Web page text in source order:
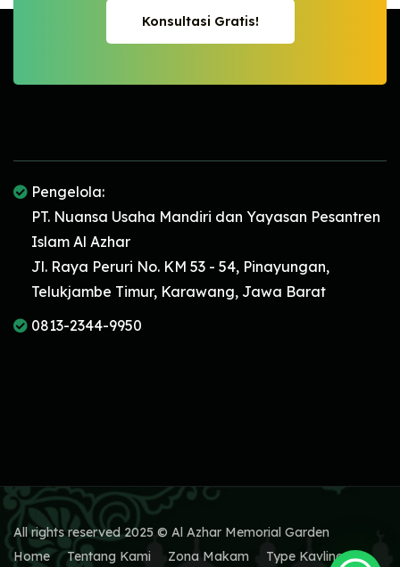
Konsultasi Gratis!
Konsultasi Gratis!
Pengelola:
PT. Nuansa Usaha Mandiri dan Yayasan Pesantren
Islam Al Azhar
Jl. Raya Peruri No. KM 53 - 54, Pinayungan,
Telukjambe Timur, Karawang, Jawa Barat
0813-2344-9950
All rights reserved 2025 © Al Azhar Memorial Garden
Home
Tentang Kami Zona Makam Type Kavling